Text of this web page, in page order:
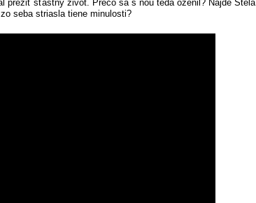
prežiť šťastný život. Prečo sa s ňou teda oženil? Nájde Stela
seba striasla tiene minulosti?